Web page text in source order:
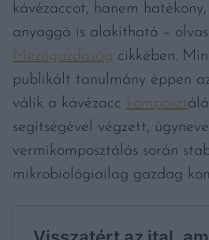
kávézaccot, hanem
anyaggá is alakítható –
Mezőgazdaság cikkében.
publikált tanulmány éppen
válik a kávézacc komposzt
segítségével végzett,
vermikomposztálás során
mikrobiológiailag gazdag